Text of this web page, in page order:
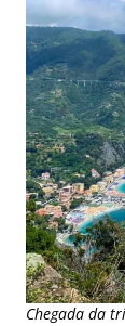
Chegada da